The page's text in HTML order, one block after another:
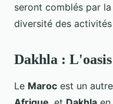
seront comblés par
diversité des
Dakhla :
Le Maroc est un